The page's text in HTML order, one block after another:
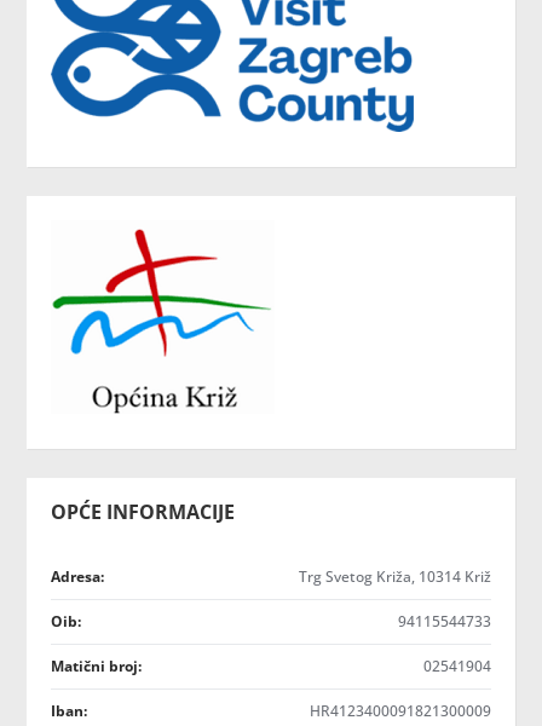
OPĆE INFORMACIJE
Adresa: Trg Svetog Križa, 10314 Križ
Oib: 94115544733
Matični broj: 02541904
Iban: HR4123400091821300009